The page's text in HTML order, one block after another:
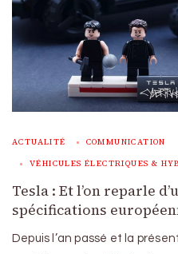
ACTUALITÉ COMMUNICATION
VÉHICULES ÉLECTRIQUES &
Tesla : Et l’on reparle
spécifications
Depuis l’an passé et la